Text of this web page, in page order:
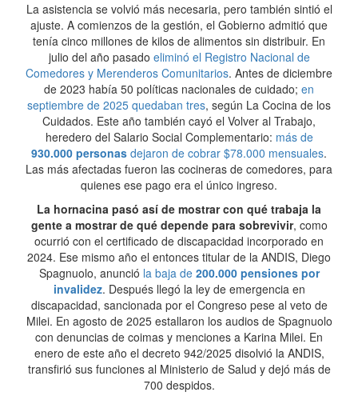
La asistencia se volvió más necesaria, pero también sintió el
ajuste. A comienzos de la gestión, el Gobierno admitió que
tenía cinco millones de kilos de alimentos sin distribuir. En
julio del año pasado eliminó el Registro Nacional de
Comedores y Merenderos Comunitarios. Antes de diciembre
de 2023 había 50 políticas nacionales de cuidado; en
septiembre de 2025 quedaban tres, según La Cocina de los
Cuidados. Este año también cayó el Volver al Trabajo,
heredero del Salario Social Complementario: más de
930.000 personas dejaron de cobrar $78.000 mensuales.
Las más afectadas fueron las cocineras de comedores, para
quienes ese pago era el único ingreso.
La hornacina pasó así de mostrar con qué trabaja la
gente a mostrar de qué depende para sobrevivir, como
ocurrió con el certificado de discapacidad incorporado en
2024. Ese mismo año el entonces titular de la ANDIS, Diego
Spagnuolo, anunció la baja de 200.000 pensiones por
invalidez. Después llegó la ley de emergencia en
discapacidad, sancionada por el Congreso pese al veto de
Milei. En agosto de 2025 estallaron los audios de Spagnuolo
con denuncias de coimas y menciones a Karina Milei. En
enero de este año el decreto 942/2025 disolvió la ANDIS,
transfirió sus funciones al Ministerio de Salud y dejó más de
700 despidos.